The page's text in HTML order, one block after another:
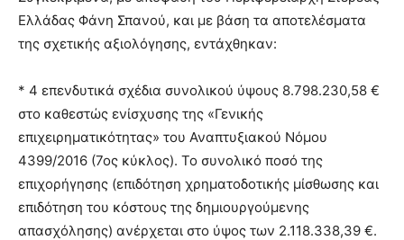
Ελλάδας Φάνη Σπανού, και με βάση τα αποτελέσματα
της σχετικής αξιολόγησης, εντάχθηκαν:
* 4 επενδυτικά σχέδια συνολικού ύψους 8.798.230,58 €
στο καθεστώς ενίσχυσης της «Γενικής
επιχειρηματικότητας» του Αναπτυξιακού Νόμου
4399/2016 (7ος κύκλος). Το συνολικό ποσό της
επιχορήγησης (επιδότηση χρηματοδοτικής μίσθωσης και
επιδότηση του κόστους της δημιουργούμενης
απασχόλησης) ανέρχεται στο ύψος των 2.118.338,39 €.